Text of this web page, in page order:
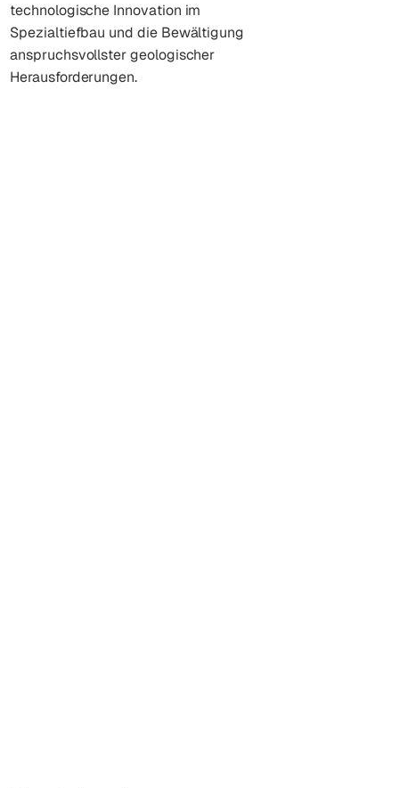
technologische Innovation im
Spezialtiefbau und die Bewältigung
anspruchsvollster geologischer
Herausforderungen.